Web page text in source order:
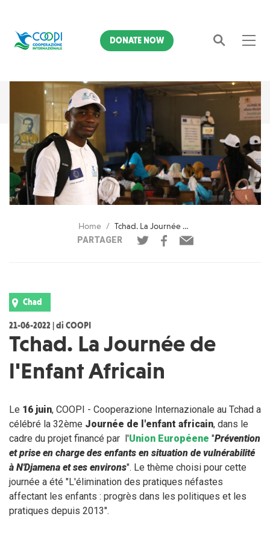
Search
DONATE NOW
Home
Tchad. La Journée de l'Enfant Africain
PARTAGER
Chad
21-06-2022 | di COOPI
Tchad. La Journée de
l'Enfant Africain
Le 16 juin, COOPI - Cooperazione Internazionale au Tchad a
célébré la 32ème Journée de l'enfant africain, dans le
cadre du projet financé par l'Union Européene "Prévention
et prise en charge des enfants en situation de vulnérabilité
à N'Djamena et ses environs". Le thème choisi pour cette
journée a été "L'élimination des pratiques néfastes
affectant les enfants : progrès dans les politiques et les
pratiques depuis 2013".